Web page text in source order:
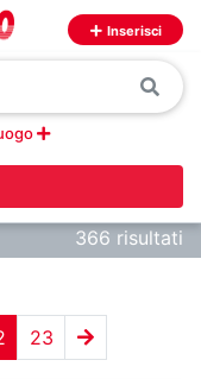
Inserisci
366 risultati
23